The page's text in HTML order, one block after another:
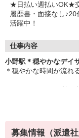
★日払い週払いOK★
履歴書・面接なし
活躍中！
仕事内容
小野駅＊穏やかなデイ
＊穏やかな時間が流れ
お困りごとのお手伝い
・リハビリの補助
・お話のお相手
募集情報（派遣社